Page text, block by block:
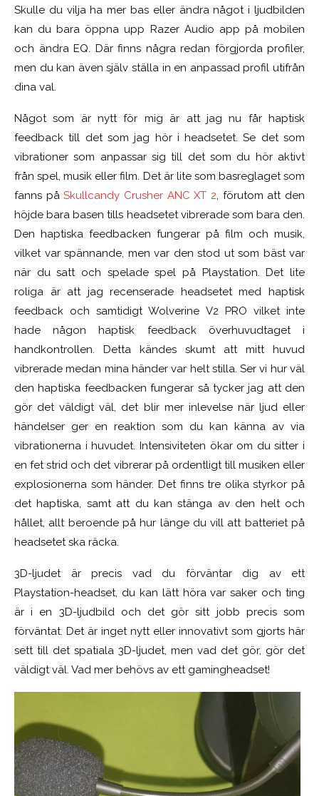
Skulle du vilja ha mer bas eller ändra något i ljudbilden
kan du bara öppna upp Razer Audio app på mobilen
och ändra EQ. Där finns några redan förgjorda profiler,
men du kan även själv ställa in en anpassad profil utifrån
dina val.
Något som är nytt för mig är att jag nu får haptisk
feedback till det som jag hör i headsetet. Se det som
vibrationer som anpassar sig till det som du hör aktivt
från spel, musik eller film. Det är lite som basreglaget som
fanns påSkullcandy Crusher ANC XT 2, förutom att den
höjde bara basen tills headsetet vibrerade som bara den.
Den haptiska feedbacken fungerar på film och musik,
vilket var spännande, men var den stod ut som bäst var
när du satt och spelade spel på Playstation. Det lite
roliga är att jag recenserade headsetet med haptisk
feedback och samtidigt Wolverine V2 PRO vilket inte
hade någon haptisk feedback överhuvudtaget i
handkontrollen. Detta kändes skumt att mitt huvud
vibrerade medan mina händer var helt stilla. Ser vi hur väl
den haptiska feedbacken fungerar så tycker jag att den
gör det väldigt väl, det blir mer inlevelse när ljud eller
händelser ger en reaktion som du kan känna av via
vibrationerna i huvudet. Intensiviteten ökar om du sitter i
en fet strid och det vibrerar på ordentligt till musiken eller
explosionerna som händer. Det finns tre olika styrkor på
det haptiska, samt att du kan stänga av den helt och
hållet, allt beroende på hur länge du vill att batteriet på
headsetet ska räcka.
3D-ljudet är precis vad du förväntar dig av ett
Playstation-headset, du kan lätt höra var saker och ting
är i en 3D-ljudbild och det gör sitt jobb precis som
förväntat. Det är inget nytt eller innovativt som gjorts här
sett till det spatiala 3D-ljudet, men vad det gör, gör det
väldigt väl. Vad mer behövs av ett gamingheadset!